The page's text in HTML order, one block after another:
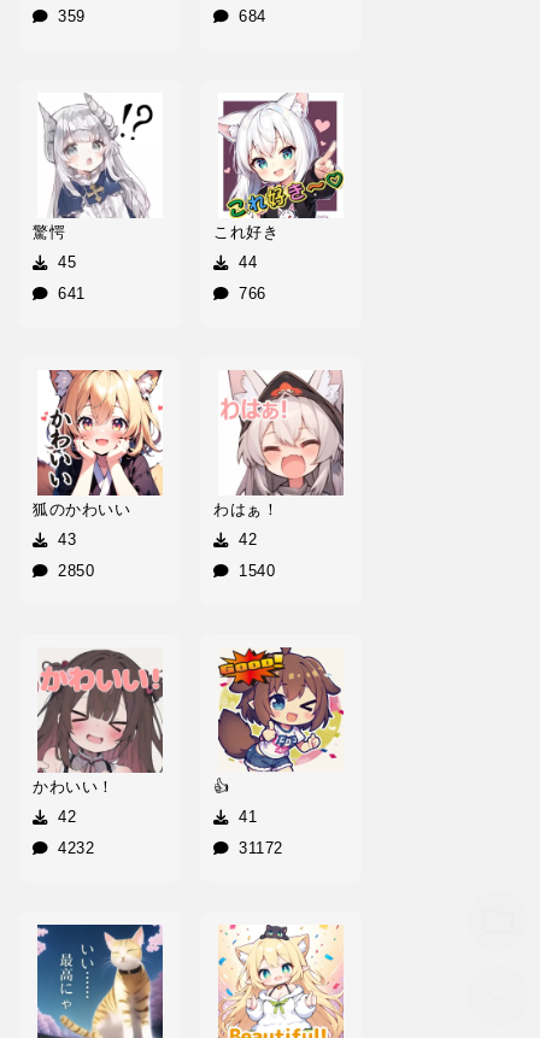
359
684
驚愕
45
641
これ好き
44
766
狐のかわいい
43
2850
わはぁ！
42
1540
かわいい！
42
4232
👍
41
31172